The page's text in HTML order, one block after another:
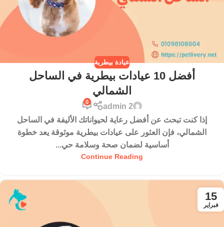
عيادة بيطرية
أفضل 10 عيادات بيطرية في الساحل
الشمالي
admin 2
0
إذا كنت تبحث عن أفضل رعاية لحيواناتك الأليفة في الساحل
الشمالي، فإن العثور على عيادات بيطرية موثوقة يعد خطوة
أساسية لضمان صحة وسلامة حي...
Continue Reading
15
فبراير